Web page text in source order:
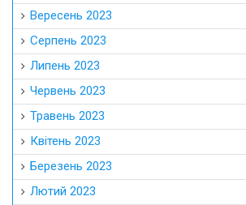
Вересень 2023
Серпень 2023
Липень 2023
Червень 2023
Травень 2023
Квітень 2023
Березень 2023
Лютий 2023